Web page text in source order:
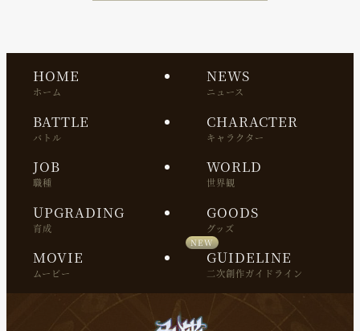
HOME
ホーム
NEWS
ニュース
BATTLE
バトル
CHARACTER
キャラクター
JOB
職種
WORLD
世界観
UPGRADING
育成
GOODS
グッズ
MOVIE
ムービー
GUIDELINE
二次創作ガイドライン